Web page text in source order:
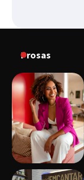
Prosas